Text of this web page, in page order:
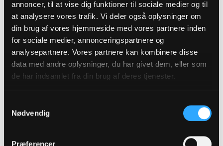
annoncer, til at vise dig funktioner til sociale medier og til
at analysere vores trafik. Vi deler også oplysninger om
din brug af vores hjemmeside med vores partnere inden
for sociale medier, annonceringspartnere og
analysepartnere. Vores partnere kan kombinere disse
data med andre oplysninger, du har givet dem, eller som
de har indsamlet fra din brug af deres tjenester.
Nødvendig
Præferencer
- Der mærkede jeg meget kraftigt, at der blev holdt
hånden over mig.
Siden har troen været en del af hendes liv. Også da hun
senere blev ramt af kræft. Det er erfaringer, som har sat
sine spor, og som hun bruger direkte som drivkraft i
arbejdet med den grønne dagsorden.
skylder at give noget tilbage, men ikke på en dårlig måde.